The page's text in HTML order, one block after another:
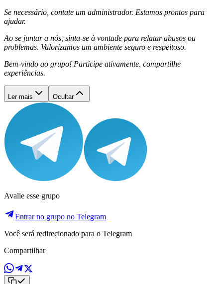
Se necessário, contate um administrador. Estamos prontos para
ajudar.
Ao se juntar a nós, sinta-se à vontade para relatar abusos ou
problemas. Valorizamos um ambiente seguro e respeitoso.
Bem-vindo ao grupo! Participe ativamente, compartilhe
experiências.
Ler mais Ocultar
Avalie esse grupo
Entrar no grupo no Telegram
Você será redirecionado para o Telegram
Compartilhar